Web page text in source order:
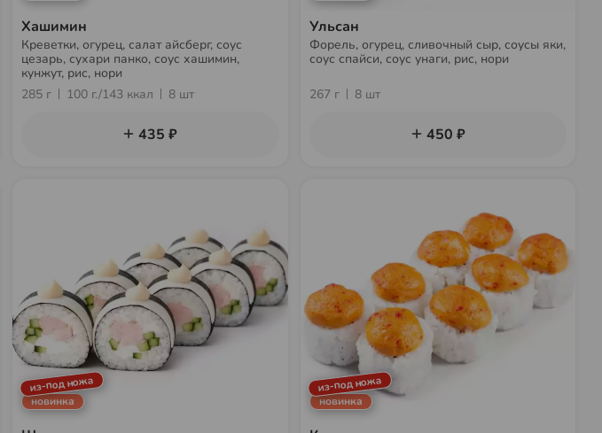
Хашимин
Креветки, огурец, салат айсберг, соус
цезарь, сухари панко, соус хашимин,
кунжут, рис, нори
285 г
100 г./143 ккал 8 шт
435 ₽
Ульсан
Форель, огурец, сливочный сыр, соусы яки,
соус спайси, соус унаги, рис, нори
267 г 8 шт
450 ₽
из-под ножа
новинка
из-под ножа
новинка